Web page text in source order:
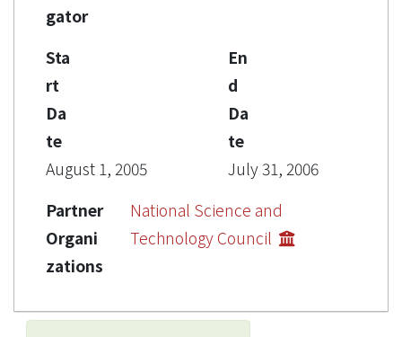
gator
Sta
rt
Da
te
August 1, 2005
En
d
Da
te
July 31, 2006
Partner
Organi
zations
National Science and
Technology Council